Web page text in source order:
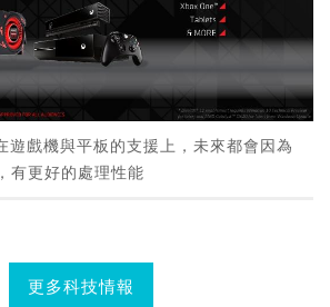
遊戲機與平板的支援上，未來都會因為
有更好的處理性能
更多科技情報